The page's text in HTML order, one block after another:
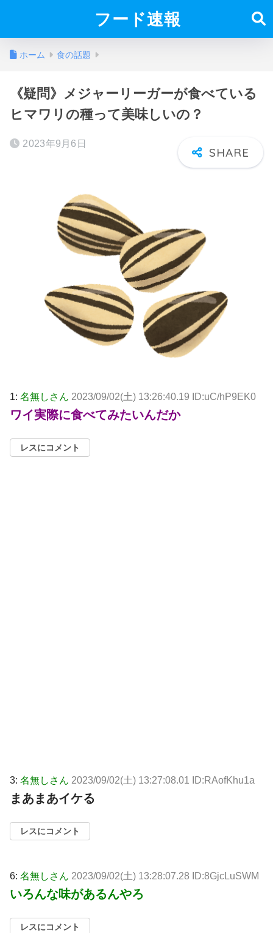
フード速報
ホーム 食の話題
《疑問》メジャーリーガーが食べている
ヒマワリの種って美味しいの？
2023年9月6日
1: 名無しさん 2023/09/02(土) 13:26:40.19 ID:uC/hP9EK0
ワイ実際に食べてみたいんだか
レスにコメント
3: 名無しさん 2023/09/02(土) 13:27:08.01 ID:RAofKhu1a
まあまあイケる
レスにコメント
6: 名無しさん 2023/09/02(土) 13:28:07.28 ID:8GjcLuSWM
いろんな味があるんやろ
レスにコメント